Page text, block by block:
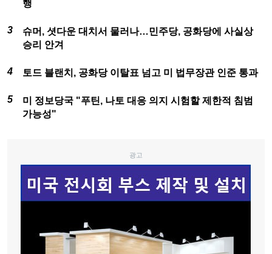
행
슈머, 셧다운 대치서 물러나…민주당, 공화당에 사실상
승리 안겨
토드 블랜치, 공화당 이탈표 넘고 미 법무장관 인준 통과
미 정보당국 "푸틴, 나토 대응 의지 시험할 제한적 침범
가능성"